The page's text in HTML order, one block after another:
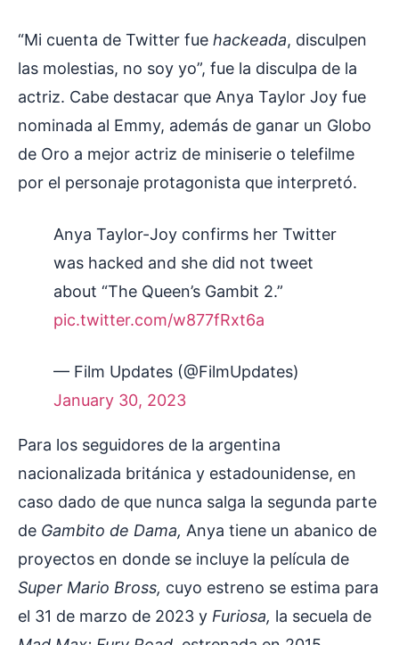
“Mi cuenta de Twitter fue hackeada, disculpen
las molestias, no soy yo”, fue la disculpa de la
actriz. Cabe destacar que Anya Taylor Joy fue
nominada al Emmy, además de ganar un Globo
de Oro a mejor actriz de miniserie o telefilme
por el personaje protagonista que interpretó.
Anya Taylor-Joy confirms her Twitter
was hacked and she did not tweet
about “The Queen’s Gambit 2.”
pic.twitter.com/w877fRxt6a
— Film Updates (@FilmUpdates)
January 30, 2023
Para los seguidores de la argentina
nacionalizada británica y estadounidense, en
caso dado de que nunca salga la segunda parte
de Gambito de Dama, Anya tiene un abanico de
proyectos en donde se incluye la película de
Super Mario Bross, cuyo estreno se estima para
el 31 de marzo de 2023 y Furiosa, la secuela de